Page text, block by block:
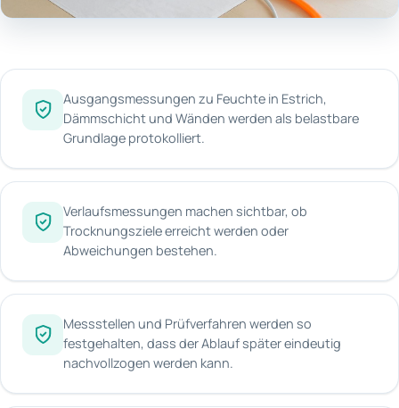
Ausgangsmessungen zu Feuchte in Estrich,
Dämmschicht und Wänden werden als belastbare
Grundlage protokolliert.
Verlaufsmessungen machen sichtbar, ob
Trocknungsziele erreicht werden oder
Abweichungen bestehen.
Messstellen und Prüfverfahren werden so
festgehalten, dass der Ablauf später eindeutig
nachvollzogen werden kann.